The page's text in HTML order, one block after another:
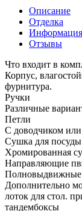
Описание
Отделка
Информация
Отзывы
Что входит в
Корпус,
фурнитура.
Ручки
Различные
Петли
С доводчиком или
Сушка для посуды
Хромированная
Направляющие
Полновыдвижные
Дополнительно
лоток для стол.
тандембоксы